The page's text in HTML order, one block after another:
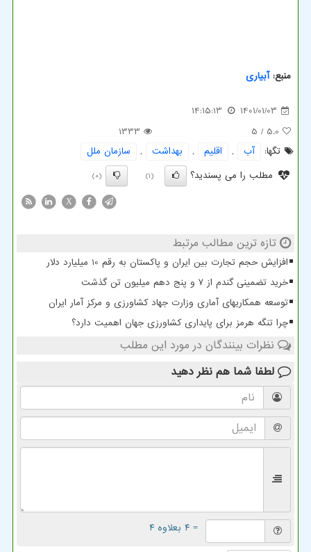
منبع:آبیاری
1401/01/03
14:15:13
5.0
/ 5
1333
تگها:
آب , اقلیم , بهداشت ,
سازمان ملل
مطلب را می پسندید؟
(1)
(0)
X
تازه ترین مطالب مرتبط
افزایش حجم تجارت بین ایران و پاکستان به رقم 10 میلیارد دلار
خرید تضمینی گندم از ۷ و پنج دهم میلیون تن گذشت
توسعه همکاریهای آماری وزارت جهاد کشاورزی و مرکز آمار ایران
چرا تنگه هرمز برای پایداری کشاورزی جهان اهمیت دارد؟
نظرات بینندگان در مورد این مطلب
لطفا شما هم نظر دهید
= ۴ بعلاوه ۴